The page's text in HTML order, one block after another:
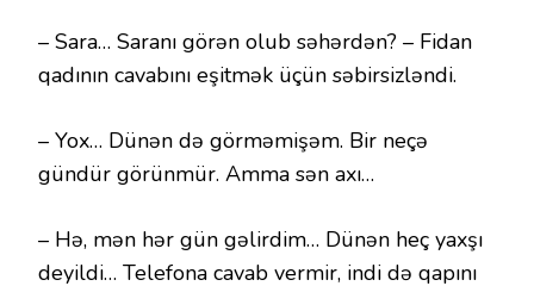
– Sara… Saranı görən olub səhərdən? – Fidan
qadının cavabını eşitmək üçün səbirsizləndi.
– Yox… Dünən də görməmişəm. Bir neçə
gündür görünmür. Amma sən axı…
– Hə, mən hər gün gəlirdim… Dünən heç yaxşı
deyildi… Telefona cavab vermir, indi də qapını